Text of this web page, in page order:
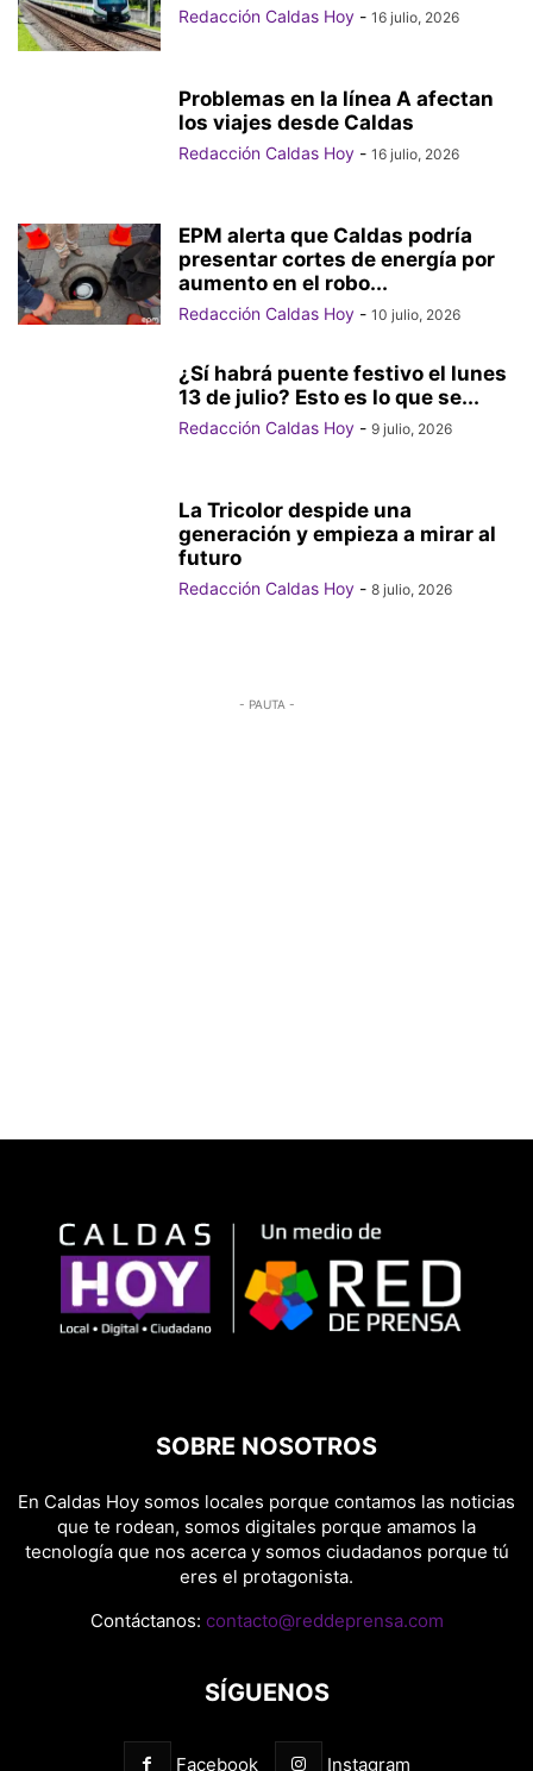
Redacción Caldas Hoy - 16 julio, 2026
Problemas en la línea A afectan
los viajes desde Caldas
Redacción Caldas Hoy - 16 julio, 2026
EPM alerta que Caldas podría
presentar cortes de energía por
aumento en el robo...
Redacción Caldas Hoy - 10 julio, 2026
¿Sí habrá puente festivo el lunes
13 de julio? Esto es lo que se...
Redacción Caldas Hoy - 9 julio, 2026
La Tricolor despide una
generación y empieza a mirar al
futuro
Redacción Caldas Hoy - 8 julio, 2026
- PAUTA -
SOBRE NOSOTROS
En Caldas Hoy somos locales porque contamos las noticias
que te rodean, somos digitales porque amamos la
tecnología que nos acerca y somos ciudadanos porque tú
eres el protagonista.
Contáctanos: contacto@reddeprensa.com
SÍGUENOS
Facebook Instagram